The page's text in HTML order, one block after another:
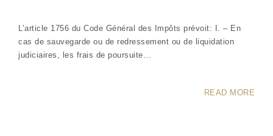
L’article 1756 du Code Général des Impôts prévoit: I. – En
cas de sauvegarde ou de redressement ou de liquidation
judiciaires, les frais de poursuite…
READ MORE